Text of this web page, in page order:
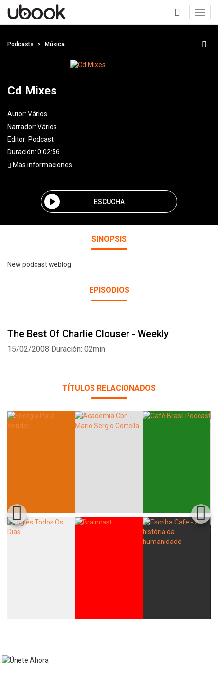
+
Podcasts Música
Cd Mixes
Autor: Vários
Narrador: Vários
Editor: Podcast
Duración: 0:02:56
Mas informaciones
ESCUCHA
SINOPSIS
New podcast weblog
EPISODIOS
The Best Of Charlie Clouser - Weekly
15/02/2008 Duración: 02min
TÍTULOS RELACIONADOS